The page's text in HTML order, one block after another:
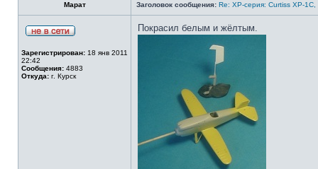
Марат Заголовок сообщения: Re: ХP-серия: Curtiss XP-
Зарегистрирован: 18 янв 2011
22:42
Сообщения: 4883
Откуда: г. Курск
Покрасил белым и жёлтым.